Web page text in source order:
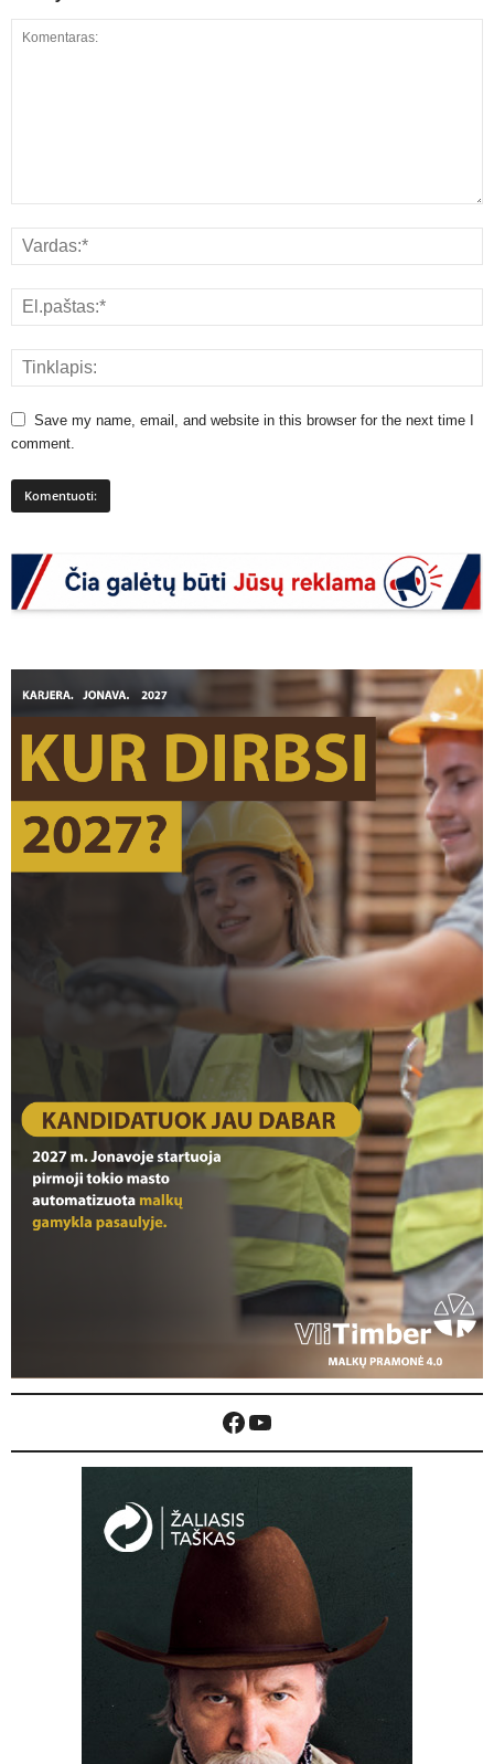
Save my name, email, and website in this browser for the next time I
comment.
Facebook
YouTube